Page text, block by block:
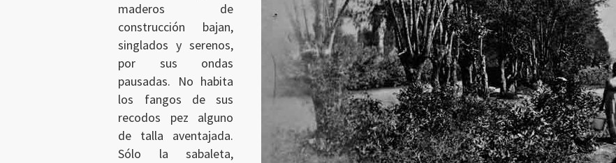
maderos de
construcción bajan,
singlados y serenos,
por sus ondas
pausadas. No habita
los fangos de sus
recodos pez alguno
de talla aventajada.
Sólo la sabaleta,